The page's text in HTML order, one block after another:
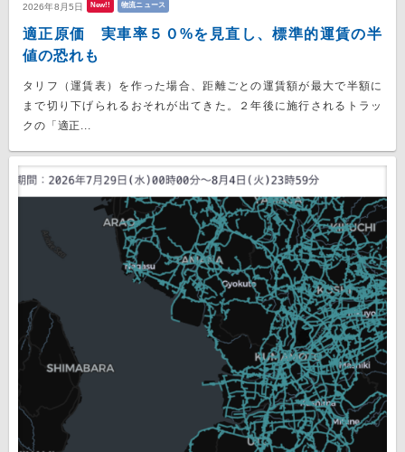
2026年8月5日 New!! 物流ニュース
適正原価 実車率５０%を見直し、標準的運賃の半
値の恐れも
タリフ（運賃表）を作った場合、距離ごとの運賃額が最大で半額に
まで切り下げられるおそれが出てきた。２年後に施行されるトラッ
クの「適正...